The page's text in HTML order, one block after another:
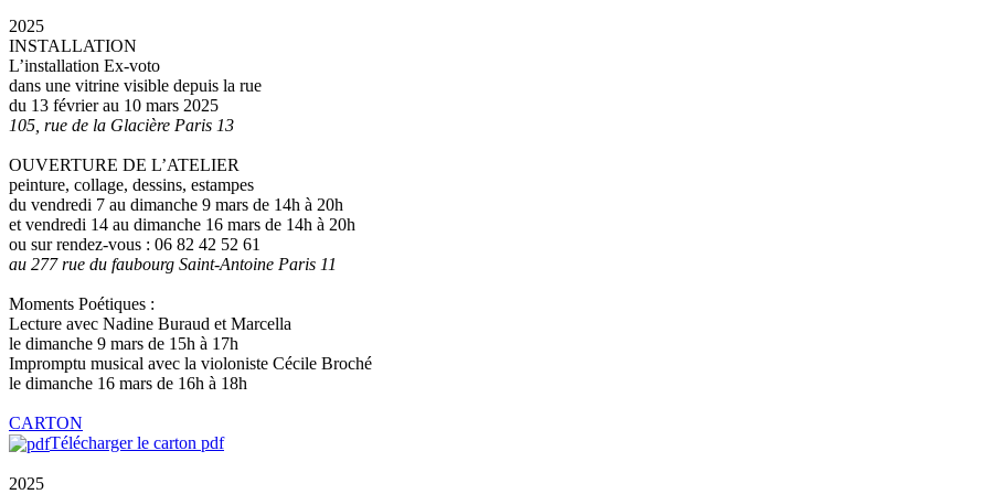
2025
INSTALLATION
L’installation Ex-voto
dans une vitrine visible depuis la rue
du 13 février au 10 mars 2025
105, rue de la Glacière Paris 13
OUVERTURE DE L’ATELIER
peinture, collage, dessins, estampes
du vendredi 7 au dimanche 9 mars de 14h à 20h
et vendredi 14 au dimanche 16 mars de 14h à 20h
ou sur rendez-vous : 06 82 42 52 61
au 277 rue du faubourg Saint-Antoine Paris 11
Moments Poétiques :
Lecture avec Nadine Buraud et Marcella
le dimanche 9 mars de 15h à 17h
Impromptu musical avec la violoniste Cécile Broché
le dimanche 16 mars de 16h à 18h
CARTON
Télécharger le carton pdf
2025